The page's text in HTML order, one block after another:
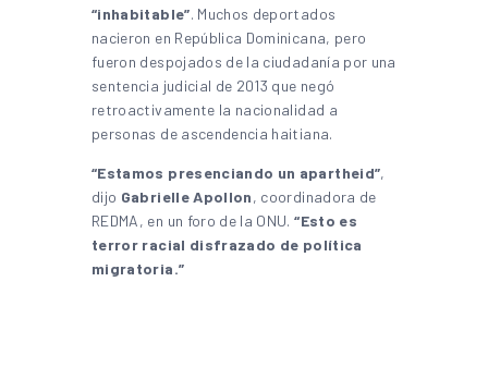
“inhabitable”. Muchos deportados
nacieron en República Dominicana, pero
fueron despojados de la ciudadanía por una
sentencia judicial de 2013 que negó
retroactivamente la nacionalidad a
personas de ascendencia haitiana.
“Estamos presenciando un apartheid”,
dijo Gabrielle Apollon, coordinadora de
REDMA, en un foro de la ONU.“Esto es
terror racial disfrazado de política
migratoria.”